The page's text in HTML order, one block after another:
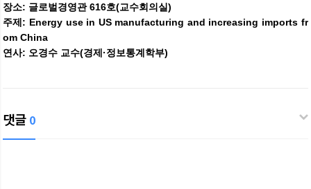
장소: 글로벌경영관 616호(교수회의실)
주제: Energy use in US manufacturing and increasing imports fr
om China
연사: 오경수 교수(경제·정보통계학부)
댓글 0